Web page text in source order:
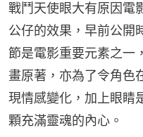
戰鬥天使眼大有原因電
公仔的效果，早前公開
節是電影重要元素之一
畫原著，亦為了令角色
現情感變化，加上眼睛
顆充滿靈魂的內心。